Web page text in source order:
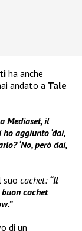
ha anche
andato a Tale
Mediaset, il
aggiunto ‘dai,
‘No, però dai,
suo cachet: “Il
buon cachet
di un